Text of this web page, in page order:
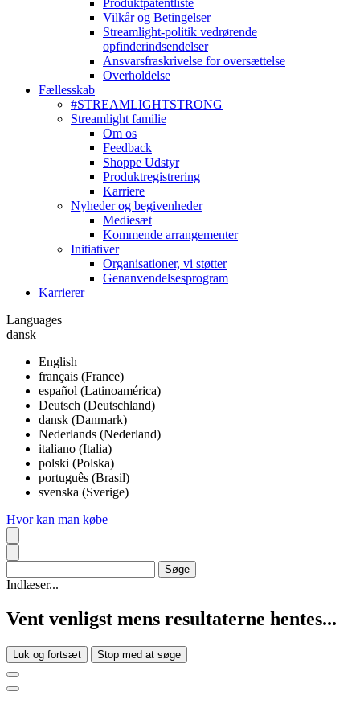
Produktpatentliste
Vilkår og Betingelser
Streamlight-politik vedrørende
opfinderindsendelser
Ansvarsfraskrivelse for oversættelse
Overholdelse
Fællesskab
#STREAMLIGHTSTRONG
Streamlight familie
Om os
Feedback
Shoppe Udstyr
Produktregistrering
Karriere
Nyheder og begivenheder
Mediesæt
Kommende arrangementer
Initiativer
Organisationer, vi støtter
Genanvendelsesprogram
Karrierer
Languages
dansk
English
français (France)
español (Latinoamérica)
Deutsch (Deutschland)
dansk (Danmark)
Nederlands (Nederland)
italiano (Italia)
polski (Polska)
português (Brasil)
svenska (Sverige)
Hvor kan man købe
Indlæser...
Vent venligst mens resultaterne hentes...
Luk og fortsæt Stop med at søge